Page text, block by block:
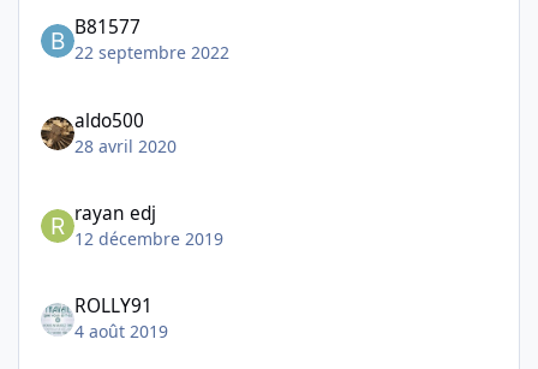
B81577
22 septembre 2022
aldo500
28 avril 2020
rayan edj
12 décembre 2019
ROLLY91
4 août 2019